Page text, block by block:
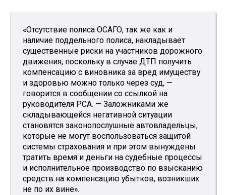
«Отсутствие полиса ОСАГО, так же как и
наличие поддельного полиса, накладывает
существенные риски на участников дорожного
движения, поскольку в случае ДТП получить
компенсацию с виновника за вред имуществу
и здоровью можно только через суд, —
говорится в сообщении со ссылкой на
руководителя РСА. — Заложниками же
складывающейся негативной ситуации
становятся законопослушные автовладельцы,
которые не могут воспользоваться защитой
системы страхования и при этом вынуждены
тратить время и деньги на судебные процессы
и исполнительное производство по взысканию
средств на компенсацию убытков, возникших
не по их вине».